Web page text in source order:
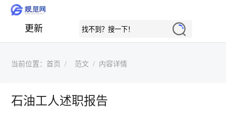
更新
当前位置： 首页 范文 内容详情
石油工人述职报告